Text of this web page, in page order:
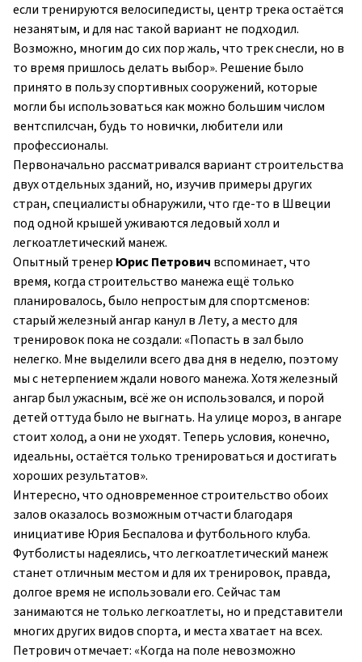
если тренируются велосипедисты, центр трека остаётся
незанятым, и для нас такой вариант не подходил.
Возможно, многим до сих пор жаль, что трек снесли, но в
то время пришлось делать выбор». Решение было
принято в пользу спортивных сооружений, которые
могли бы использоваться как можно большим числом
вентспилсчан, будь то новички, любители или
профессионалы.
Первоначально рассматривался вариант строительства
двух отдельных зданий, но, изучив примеры других
стран, специа­листы обнаружили, что где-то в Швеции
под одной крышей уживаются ледовый холл и
легкоатлетический манеж.
Опытный тренер Юрис Петрович вспоминает, что
время, когда строительство манежа ещё только
планировалось, было непростым для спортсменов:
старый железный ангар канул в Лету, а место для
тренировок пока не создали: «Попасть в зал было
нелегко. Мне выделили всего два дня в неделю, поэтому
мы с нетерпением ждали нового манежа. Хотя железный
ангар был ужасным, всё же он использовался, и порой
детей оттуда было не выгнать. На улице мороз, в ангаре
стоит холод, а они не уходят. Теперь условия, конечно,
идеальны, остаётся только тренироваться и достигать
хороших результатов».
Интересно, что одновременное строительство обоих
залов оказалось возможным отчасти благодаря
инициативе Юрия Беспалова и футбольного клуба.
Футболисты надеялись, что легкоатлетический манеж
станет отличным местом и для их тренировок, правда,
долгое время не использовали его. Сейчас там
занимаются не только легкоатлеты, но и представители
многих других видов спорта, и места хватает на всех.
Петрович отмечает: «Когда на поле невозможно